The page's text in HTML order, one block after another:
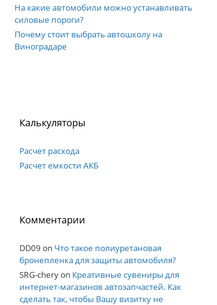
На какие автомобили можно устанавливать
силовые пороги?
Почему стоит выбрать автошколу на
Виноградаре
Калькуляторы
Расчет расхода
Расчет емкости АКБ
Комментарии
DD09 on Что такое полиуретановая
бронепленка для защиты автомобиля?
SRG-chery on Креативные сувениры для
интернет-магазинов автозапчастей. Как
сделать так, чтобы Вашу визитку не